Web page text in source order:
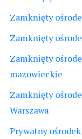
Zamknięty
Zamknięty
Zamknięty
mazowieckie
Zamknięty
Warszawa
Prywatny